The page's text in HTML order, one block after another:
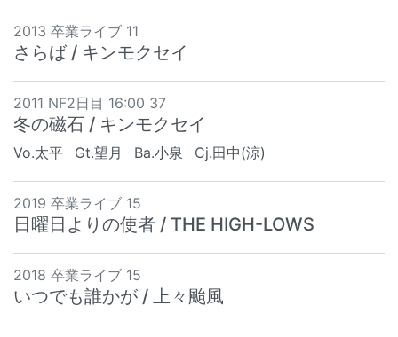
2013 卒業ライブ 11
さらば / キンモクセイ
2011 NF2日目 16:00 37
冬の磁石 / キンモクセイ
Vo.太平 Gt.望月 Ba.小泉 Cj.田中(涼)
2019 卒業ライブ 15
日曜日よりの使者 / THE HIGH-LOWS
2018 卒業ライブ 15
いつでも誰かが / 上々颱風